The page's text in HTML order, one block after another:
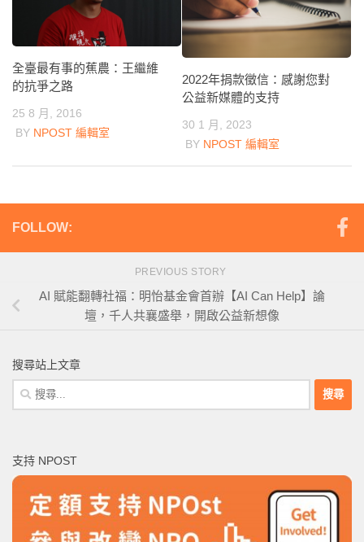
全臺最有事的蕉農：王繼維
的抗爭之路
25 8 月, 2016
BY NPOST 編輯室
2022年捐款徵信：感謝您對
公益新媒體的支持
30 1 月, 2023
BY NPOST 編輯室
FOLLOW:
PREVIOUS STORY
AI 賦能翻轉社福：明怡基金會首辦【AI Can Help】論
壇，千人共襄盛舉，開啟公益新想像
搜尋站上文章
搜
尋
字:
支持 NPOST